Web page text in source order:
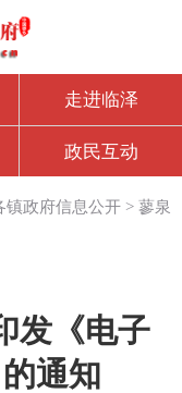
走进临泽
政民互动
镇政府信息公开 >蓼泉
发《电子
通知